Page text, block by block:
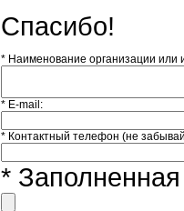
Спасибо!
* Наименование организации или
* Е-mail:
* Контактный телефон (не
*